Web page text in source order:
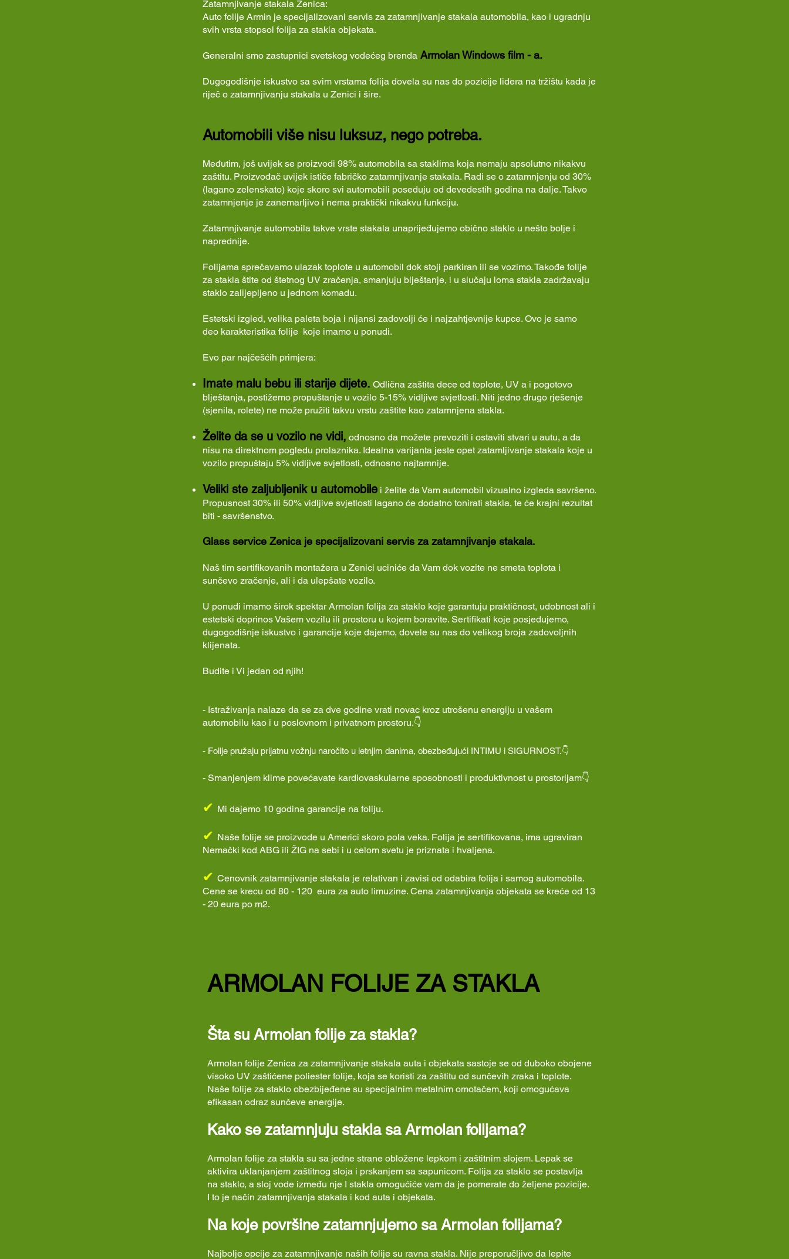
Zatamnjivanje stakala Zenica:
Auto folije Armin je specijalizovani servis za zatamnjivanje stakala automobila, kao i ugradnju
svih vrsta stopsol folija za stakla objekata.
Generalni smo zastupnici svetskog vodećeg brenda Armolan Windows film - a.
Dugogodišnje iskustvo sa svim vrstama folija dovela su nas do pozicije lidera na tržištu kada je
riječ o zatamnjivanju stakala u Zenici i šire.
Automobili više nisu luksuz, nego potreba.
Međutim, još uvijek se proizvodi 98% automobila sa staklima koja nemaju apsolutno nikakvu
zaštitu. Proizvođač uvijek ističe fabričko zatamnjivanje stakala. Radi se o zatamnjenju od 30%
(lagano zelenskato) koje skoro svi automobili poseduju od devedestih godina na dalje. Takvo
zatamnjenje je zanemarljivo i nema praktički nikakvu funkciju.
Zatamnjivanje automobila takve vrste stakala unaprijeđujemo obično staklo u nešto bolje i
naprednije.
Folijama sprečavamo ulazak toplote u automobil dok stoji parkiran ili se vozimo. Takođe folije
za stakla štite od štetnog UV zračenja, smanjuju blještanje, i u slučaju loma stakla zadržavaju
staklo zalijepljeno u jednom komadu.
Estetski izgled, velika paleta boja i nijansi zadovolji će i najzahtjevnije kupce. Ovo je samo
deo karakteristika folije koje imamo u ponudi.
Evo par najčešćih primjera:
Imate malu bebu ili starije dijete. Odlična zaštita dece od toplote, UV a i pogotovo
blještanja, postižemo propuštanje u vozilo 5-15% vidljive svjetlosti. Niti jedno drugo rješenje
(sjenila, rolete) ne može pružiti takvu vrstu zaštite kao zatamnjena stakla.
Želite da se u vozilo ne vidi, odnosno da možete prevoziti i ostaviti stvari u autu, a da
nisu na direktnom pogledu prolaznika. Idealna varijanta jeste opet zatamljivanje stakala koje u
vozilo propuštaju 5% vidljive svjetlosti, odnosno najtamnije.
Veliki ste zaljubljenik u automobile i želite da Vam automobil vizualno izgleda savršeno.
Propusnost 30% ili 50% vidljive svjetlosti lagano će dodatno tonirati stakla, te će krajni rezultat
biti - savršenstvo.
Glass service Zenica je specijalizovani servis za zatamnjivanje stakala.
Naš tim sertifikovanih montažera u Zenici uciniće da Vam dok vozite ne smeta toplota i
sunčevo zračenje, ali i da ulepšate vozilo.
U ponudi imamo širok spektar Armolan folija za staklo koje garantuju praktičnost, udobnost ali i
estetski doprinos Vašem vozilu ili prostoru u kojem boravite. Sertifikati koje posjedujemo,
dugogodišnje iskustvo i garancije koje dajemo, dovele su nas do velikog broja zadovoljnih
klijenata.
Budite i Vi jedan od njih!
- Istraživanja nalaze da se za dve godine vrati novac kroz utrošenu energiju u vašem
automobilu kao i u poslovnom i privatnom prostoru.👇
- Folije pružaju prijatnu vožnju naročito u letnjim danima, obezbeđujući INTIMU i SIGURNOST.👇
- Smanjenjem klime povećavate kardiovaskularne sposobnosti i produktivnost u prostorijam👇
✔ Mi dajemo 10 godina garancije na foliju.
✔ Naše folije se proizvode u Americi skoro pola veka. Folija je sertifikovana, ima ugraviran
Nemački kod ABG ili ŽIG na sebi i u celom svetu je priznata i hvaljena.
✔ Cenovnik zatamnjivanje stakala je relativan i zavisi od odabira folija i samog automobila.
Cene se krecu od 80 - 120 eura za auto limuzine. Cena zatamnjivanja objekata se kreće od 13
- 20 eura po m2.
ARMOLAN FOLIJE ZA STAKLA
Šta su Armolan folije za stakla?
Armolan folije Zenica za zatamnjivanje stakala auta i objekata sastoje se od duboko obojene
visoko UV zaštićene poliester folije, koja se koristi za zaštitu od sunčevih zraka i toplote.
Naše folije za staklo obezbijeđene su specijalnim metalnim omotačem, koji omogućava
efikasan odraz sunčeve energije.
Kako se zatamnjuju stakla sa Armolan folijama?
Armolan folije za stakla su sa jedne strane obložene lepkom i zaštitnim slojem. Lepak se
aktivira uklanjanjem zaštitnog sloja i prskanjem sa sapunicom. Folija za staklo se postavlja
na staklo, a sloj vode između nje I stakla omogućiće vam da je pomerate do željene pozicije.
I to je način zatamnjivanja stakala i kod auta i objekata.
Na koje površine zatamnjujemo sa Armolan folijama?
Najbolje opcije za zatamnjivanje naših folije su ravna stakla. Nije preporučljivo da lepite